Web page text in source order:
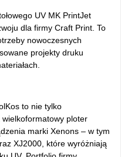
UV MK PrintJet
dla firmy Craft Print. To
nowoczesnych
projekty druku
to nie tylko
ploter
marki Xenons – w tym
XJ2000, które wyróżniają